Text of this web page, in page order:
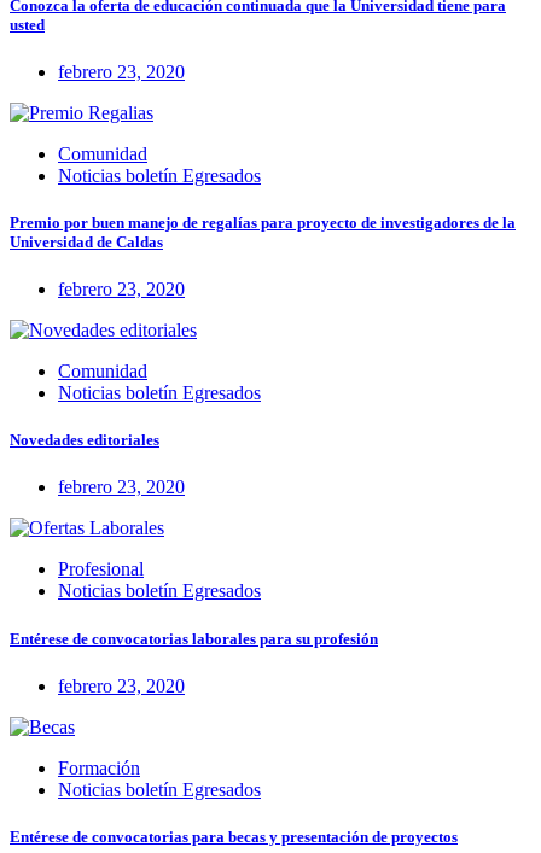
Conozca la oferta de educación continuada que la Universidad tiene para
usted
febrero 23, 2020
Comunidad
Noticias boletín Egresados
Premio por buen manejo de regalías para proyecto de investigadores de la
Universidad de Caldas
febrero 23, 2020
Comunidad
Noticias boletín Egresados
Novedades editoriales
febrero 23, 2020
Profesional
Noticias boletín Egresados
Entérese de convocatorias laborales para su profesión
febrero 23, 2020
Formación
Noticias boletín Egresados
Entérese de convocatorias para becas y presentación de proyectos